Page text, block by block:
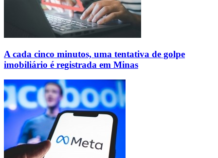
A cada cinco minutos, uma tentativa de golpe
imobiliário é registrada em Minas